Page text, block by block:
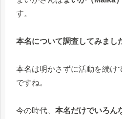
す。
本名について調査してみまし
本名は明かさずに活動を続け
ですね。
今の時代、 本名だけでいろん